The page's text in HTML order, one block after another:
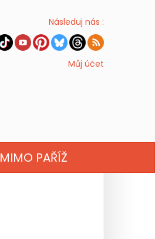
Následuj nás :
Můj účet
MIMO PAŘÍŽ